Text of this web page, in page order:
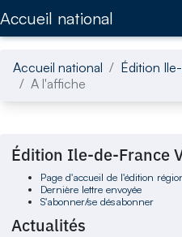
Accueil national
Accueil national
Édition
A l'affiche
Édition Ile-de-France
Page d'accueil de l'édition
Dernière lettre envoyée
S'abonner/se désabonner
Actualités